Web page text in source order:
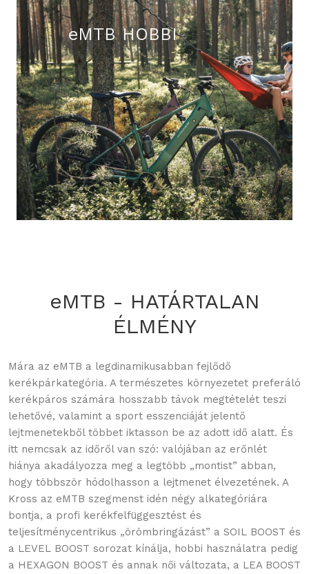
eMTB HOBBI
eMTB - HATÁRTALAN
ÉLMÉNY
Mára az eMTB a legdinamikusabban fejlődő
kerékpárkategória. A természetes környezetet preferáló
kerékpáros számára hosszabb távok megtételét teszi
lehetővé, valamint a sport esszenciáját jelentő
lejtmenetekből többet iktasson be az adott idő alatt. És
itt nemcsak az időről van szó: valójában az erőnlét
hiánya akadályozza meg a legtöbb „montist” abban,
hogy többször hódolhasson a lejtmenet élvezetének. A
Kross az eMTB szegmenst idén négy alkategóriára
bontja, a profi kerékfelfüggesztést és
teljesítménycentrikus „örömbringázást” a SOIL BOOST és
a LEVEL BOOST sorozat kínálja, hobbi használatra pedig
a HEXAGON BOOST és annak női változata, a LEA BOOST